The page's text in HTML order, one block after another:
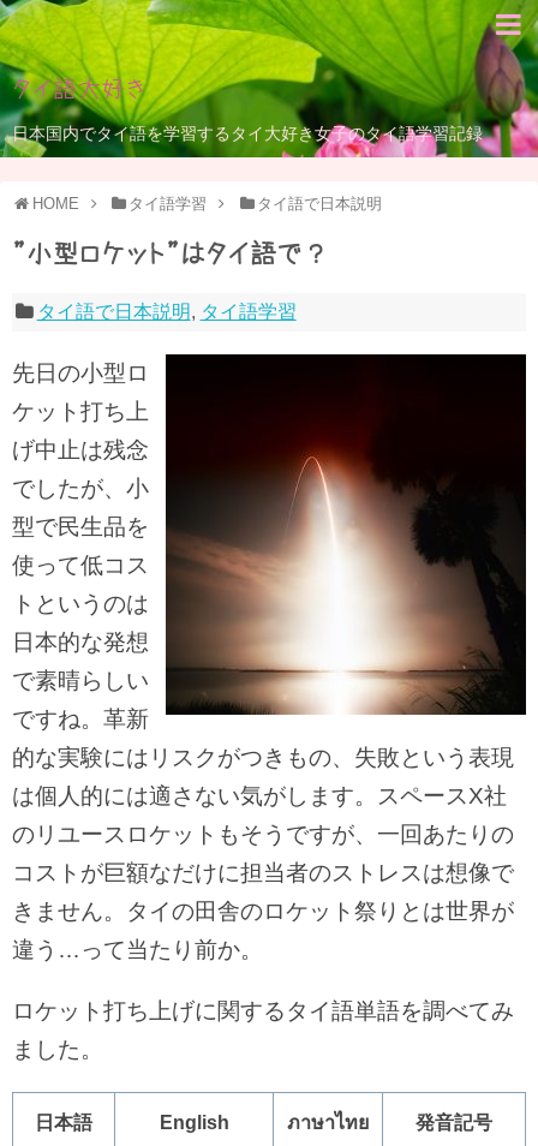
タイ語大好き
日本国内でタイ語を学習するタイ大好き女子のタイ語学習記録
HOME タイ語学習 タイ語で日本説明
”小型ロケット”はタイ語で？
タイ語で日本説明, タイ語学習
先日の小型ロ
ケット打ち上
げ中止は残念
でしたが、小
型で民生品を
使って低コス
トというのは
日本的な発想
で素晴らしい
ですね。革新
的な実験にはリスクがつきもの、失敗という表現
は個人的には適さない気がします。スペースX社
のリユースロケットもそうですが、一回あたりの
コストが巨額なだけに担当者のストレスは想像で
きません。タイの田舎のロケット祭りとは世界が
違う…って当たり前か。
ロケット打ち上げに関するタイ語単語を調べてみ
ました。
日本語 English ภาษาไทย 発音記号